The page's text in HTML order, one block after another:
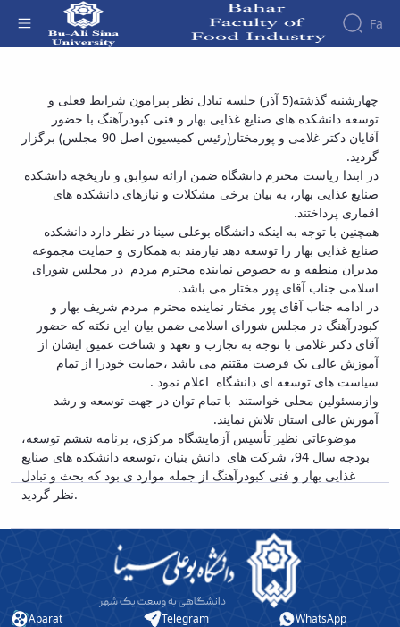
Fa
About
Faculty
Dean
of
Faculty
Gallery
Contact
Structure
of the
Faculty
Deputy
for
Deputy
Dean
for
Postgraduate
Members
نشست رئیس دانشگاه بوعلی با نماینده محترم
شهرستان های بهار و کبودرآهنگ - دانشکده صنایع
غذایی بهار
چهارشنبه گذشته(5 آذر) جلسه تبادل نظر پیرامون شرایط فعلی و
توسعه دانشکده های صنایع غذایی بهار و فنی کبودرآهنگ با حضور
آقایان دکتر غلامی و پورمختار(رئیس کمیسیون اصل 90 مجلس) برگزار
گردید.
در ابتدا ریاست محترم دانشگاه ضمن ارائه سوابق و تاریخچه دانشکده
صنایع غذایی بهار، به بیان برخی مشکلات و نیازهای دانشکده های
اقماری پرداختند.
همچنین با توجه به اینکه دانشگاه بوعلی سینا در نظر دارد دانشکده
صنایع غذایی بهار را توسعه دهد نیازمند به همکاری و حمایت مجموعه
مدیران منطقه و به خصوص نماینده محترم مردم در مجلس شورای
اسلامی جناب آقای پور مختار می باشد.
در ادامه جناب آقای پور مختار نماینده محترم مردم شریف بهار و
کبودرآهنگ در مجلس شورای اسلامی ضمن بیان این نکته که حضور
آقای دکتر غلامی با توجه به تجارب و تعهد و شناخت عمیق ایشان از
آموزش عالی یک فرصت مقتنم می باشد ،حمایت خودرا از تمام
سیاست های توسعه ای دانشگاه اعلام نمود .
وازمسئولین محلی خواستند با تمام توان در جهت توسعه و رشد
آموزش عالی استان تلاش نمایند.
موضوعاتی نظیر تأسیس آزمایشگاه مرکزی، برنامه ششم توسعه،
بودجه سال 94، شرکت های دانش بنیان ،توسعه دانشکده های صنایع
غذایی بهار و فنی کبودرآهنگ از جمله موارد ی بود که بحث و تبادل
نظر گردید.
Aparat Telegram WhatsApp